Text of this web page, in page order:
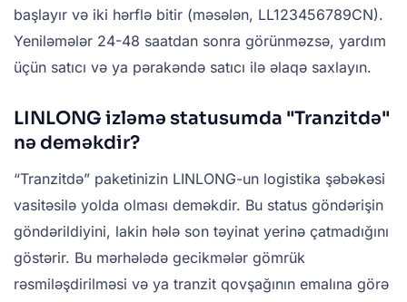
başlayır və iki hərflə bitir (məsələn, LL123456789CN).
Yeniləmələr 24-48 saatdan sonra görünməzsə, yardım
üçün satıcı və ya pərakəndə satıcı ilə əlaqə saxlayın.
LINLONG izləmə statusumda "Tranzitdə"
nə deməkdir?
“Tranzitdə” paketinizin LINLONG-un logistika şəbəkəsi
vasitəsilə yolda olması deməkdir. Bu status göndərişin
göndərildiyini, lakin hələ son təyinat yerinə çatmadığını
göstərir. Bu mərhələdə gecikmələr gömrük
rəsmiləşdirilməsi və ya tranzit qovşağının emalına görə